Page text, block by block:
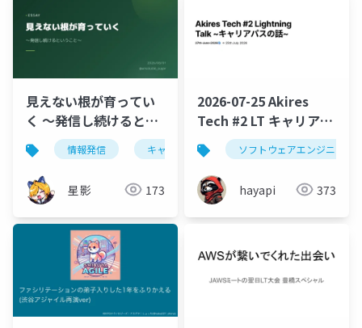
見えない根が育ってい
く 〜発信し続けるとい
うこと〜情報発信 キャリア
星影 173
2026-07-25 Akires
Tech #2 LT キャリアパ
スの話(公開版)
ソフトウェアエンジニア
hayapi 373